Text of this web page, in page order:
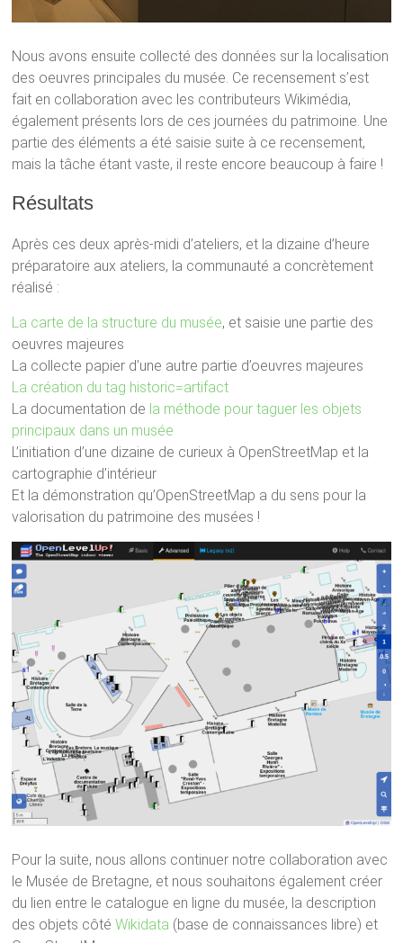
Nous avons ensuite collecté des données sur la localisation
des oeuvres principales du musée. Ce recensement s’est
fait en collaboration avec les contributeurs Wikimédia,
également présents lors de ces journées du patrimoine. Une
partie des éléments a été saisie suite à ce recensement,
mais la tâche étant vaste, il reste encore beaucoup à faire !
Résultats
Après ces deux après-midi d’ateliers, et la dizaine d’heure
préparatoire aux ateliers, la communauté a concrètement
réalisé :
La carte de la structure du musée, et saisie une partie des
oeuvres majeures
La collecte papier d’une autre partie d’oeuvres majeures
La création du tag historic=artifact
La documentation de la méthode pour taguer les objets
principaux dans un musée
L’initiation d’une dizaine de curieux à OpenStreetMap et la
cartographie d’intérieur
Et la démonstration qu’OpenStreetMap a du sens pour la
valorisation du patrimoine des musées !
Pour la suite, nous allons continuer notre collaboration avec
le Musée de Bretagne, et nous souhaitons également créer
du lien entre le catalogue en ligne du musée, la description
des objets côtéWikidata (base de connaissances libre) et